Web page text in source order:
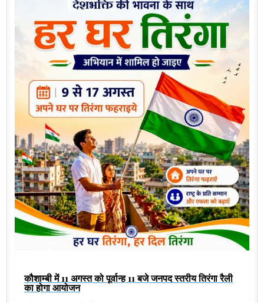
कौशाम्बी में 11 अगस्त को पूर्वान्ह 11 बजे जनपद स्तरीय तिरंगा रैली
का होगा आयोजन